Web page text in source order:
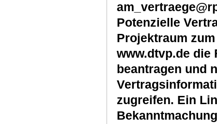
Potenzielle
Projektraum
www.dtvp.de die
beantragen und
zugreifen. Ein